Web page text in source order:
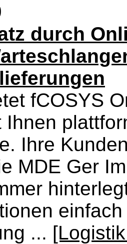
durch
fCOSYS
Ihnen
Ihre
MDE Ger
...